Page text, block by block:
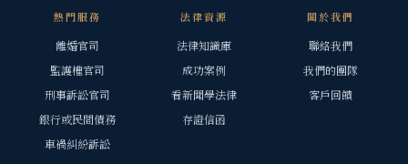
熱門服務
離婚官司
監護權官司
刑事訴訟官司
銀行或民間債務
車禍糾紛訴訟
法律資源
法律知識庫
成功案例
看新聞學法律
存證信函
關於我們
聯絡我們
我們的團隊
客戶回饋